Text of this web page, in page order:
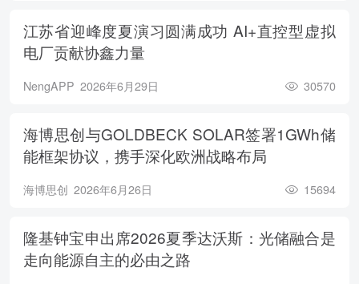
江苏省迎峰度夏演习圆满成功 AI+直控型虚拟
电厂贡献协鑫力量
NengAPP 2026年6月29日 30570
海博思创与GOLDBECK SOLAR签署1GWh储
能框架协议，携手深化欧洲战略布局
海博思创 2026年6月26日 15694
隆基钟宝申出席2026夏季达沃斯：光储融合是
走向能源自主的必由之路